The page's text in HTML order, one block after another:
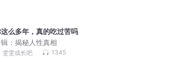
么多年，真的吃过苦吗
： 揭秘人性真相
雯雯成长吧 1345